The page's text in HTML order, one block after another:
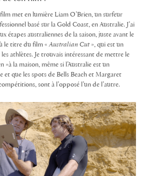
met en lumière Liam O’Brien, un surfeur
basé sur la Gold Coast, en Australie. J’ai
étapes australiennes de la saison, juste avant le
le titre du film «Australian Cut», qui est un
athlètes. Je trouvais intéressant de mettre le
»à la maison, même si l’Australie est un
et que les spots de Bells Beach et Margaret
sont à l’opposé l’un de l’autre.